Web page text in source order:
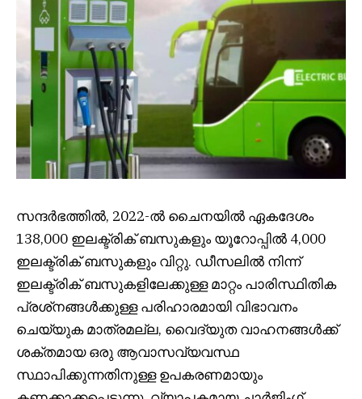
സന്ദർഭത്തിൽ, 2022-ൽ ചൈനയിൽ ഏകദേശം
138,000 ഇലക്ട്രിക് ബസുകളും യൂറോപ്പിൽ 4,000
ഇലക്ട്രിക് ബസുകളും വിറ്റു. ഡീസലിൽ നിന്ന്
ഇലക്ട്രിക് ബസുകളിലേക്കുള്ള മാറ്റം പാരിസ്ഥിതിക
പ്രശ്‌നങ്ങൾക്കുള്ള പരിഹാരമായി വിഭാവനം
ചെയ്യുക മാത്രമല്ല, വൈദ്യുത വാഹനങ്ങൾക്ക്
ശക്തമായ ഒരു ആവാസവ്യവസ്ഥ
സ്ഥാപിക്കുന്നതിനുള്ള ഉപകരണമായും